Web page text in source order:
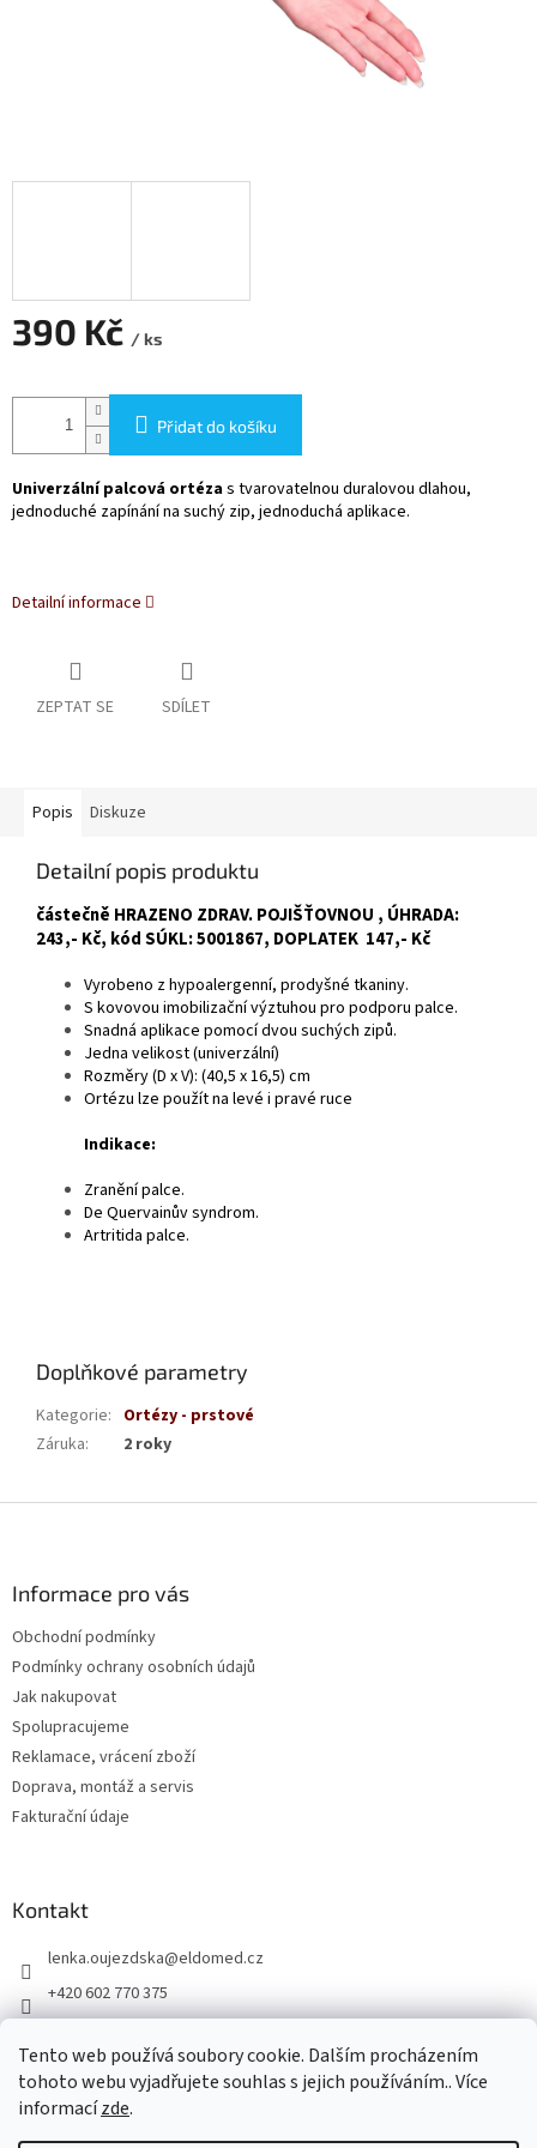
Tento web používá soubory cookie. Dalším procházením
tohoto webu vyjadřujete souhlas s jejich používáním.. Více
informacízde.
390 Kč / ks
cena:
Přidat do košíku
Univerzální palcová ortézas tvarovatelnou duralovou dlahou,
jednoduché zapínání na suchý zip, jednoduchá aplikace.
Detailní informace
ZEPTAT SE SDÍLET
Popis Diskuze
Detailní popis produktu
částečně HRAZENO ZDRAV. POJIŠŤOVNOU , ÚHRADA:
243,- Kč, kód SÚKL: 5001867, DOPLATEK 147,- Kč
Vyrobeno z hypoalergenní, prodyšné tkaniny.
S kovovou imobilizační výztuhou pro podporu palce.
Snadná aplikace pomocí dvou suchých zipů.
Jedna velikost (univerzální)
Rozměry (D x V): (40,5 x 16,5) cm
Ortézu lze použít na levé i pravé ruce
Indikace:
Zranění palce.
De Quervainův syndrom.
Artritida palce.
Doplňkové parametry
Kategorie: Ortézy - prstové
Záruka: 2 roky
Informace pro vás
Obchodní podmínky
Podmínky ochrany osobních údajů
Jak nakupovat
Spolupracujeme
Reklamace, vrácení zboží
Doprava, montáž a servis
Fakturační údaje
Kontakt
lenka.oujezdska@eldomed.cz
+420 602 770 375
eldomed.cz